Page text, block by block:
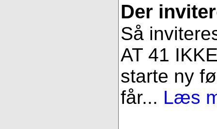
Der
Så
AT 41
starte ny
får... Læs